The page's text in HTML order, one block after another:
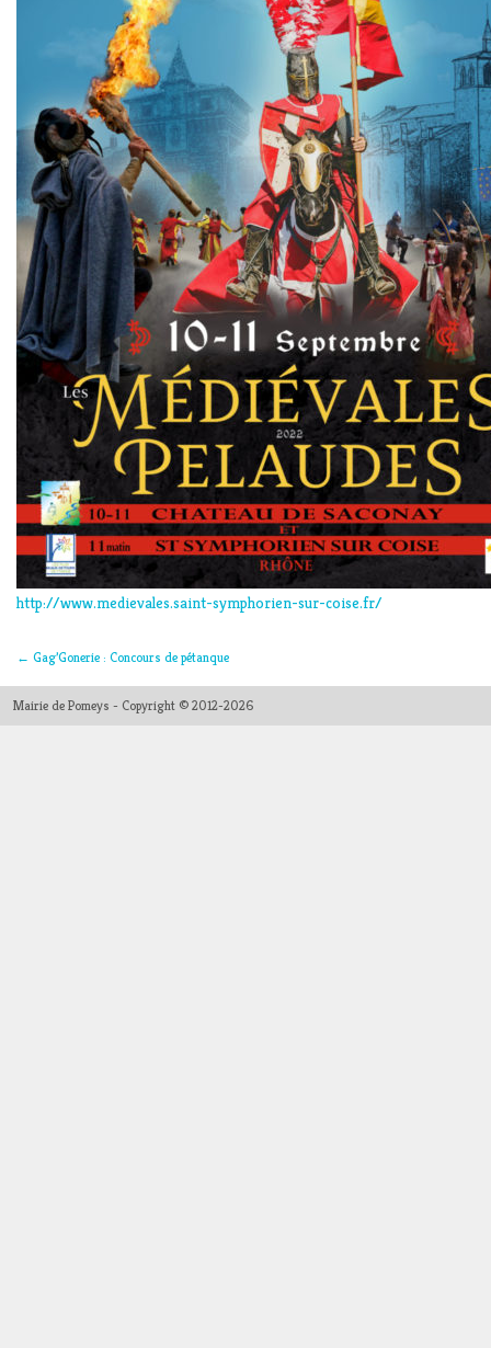
http://www.medievales.saint-symphorien-sur-coise.fr/
← Gag’Gonerie : Concours de pétanque
Mairie de Pomeys - Copyright © 2012-2026